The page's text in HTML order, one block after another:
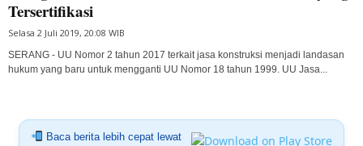
Tersertifikasi
Selasa 2 Juli 2019, 20:08 WIB
SERANG - UU Nomor 2 tahun 2017 terkait jasa konstruksi menjadi landasan
hukum yang baru untuk mengganti UU Nomor 18 tahun 1999. UU Jasa...
Baca berita lebih cepat lewat